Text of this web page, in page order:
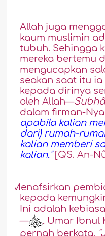
Allah juga
kaum muslimin
tubuh. Sehingga
mereka bertemu
mengucapkan
seakan saat itu
kepada dirinya
oleh Allah—
dalam firman-
apabila kalian
dari) rumah-
kalian memberi
kalian."[QS. An-
Menafsirkan
kepada
Ini adalah
—
. Umar Ibnul
pernah berkata,